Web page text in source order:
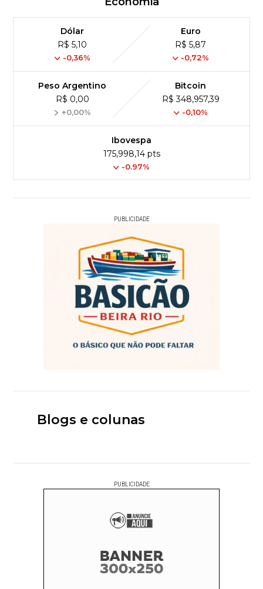
Dólar
R$ 5,10
-0,36%
Euro
R$ 5,87
-0,72%
Peso Argentino
R$ 0,00
+0,00%
Bitcoin
R$ 348,957,39
-0,10%
Ibovespa
175,998,14 pts
-0.97%
PUBLICIDADE
Blogs e colunas
PUBLICIDADE